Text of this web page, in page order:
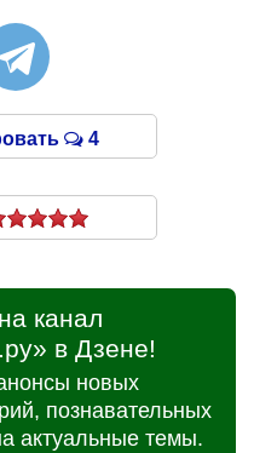
4
канал
в Дзене!
новых
познавательных
актуальные темы.